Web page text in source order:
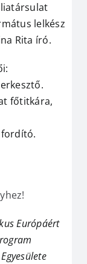
lelkész
Rita író.
főtitkára,
Európáért